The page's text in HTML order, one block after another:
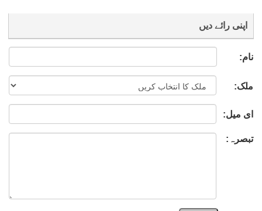
اپنی رائے دیں
نام:
ملک:
ای میل:
تبصرہ: